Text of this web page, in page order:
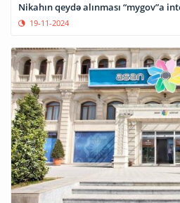
Nikahın qeydə alınması “mygov”a
19-11-2024